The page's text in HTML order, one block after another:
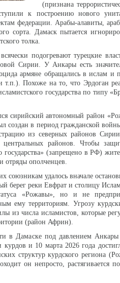
(признана
к построению нового
федерации. Арабы-алавиты,
сорта. Дамаск пытается
толка.
подогревают турецкие
Сирии. У Анкары есть
армяне обращались в ислам и
т.п.). Похоже на то, что Эрдоган
государства по типу
сирийский автономный район
создан в период гражданской
из северных районов
районов. Чтобы
государства» (запрещено в РФ)
отряды ополченцев.
союзникам удалось вначале
берег реки Евфрат и столицу
«Рожавы», но и не
ему территориям. Угрозу
из числа исламистов, которые
(район Африн).
в Дамаске под давлением
курдов и 10 марта 2026 года
структур курдского региона
он непросто, растягивается